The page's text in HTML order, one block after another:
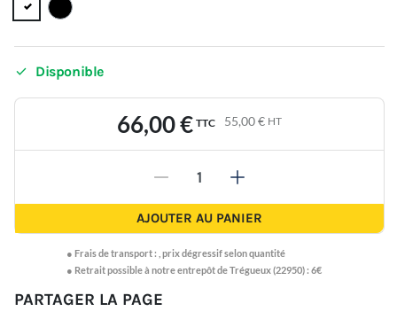
 Disponible
66,00 € TTC 55,00 € HT
- +
AJOUTER AU PANIER
● Frais de transport : prix dégressif selon quantité
● Retrait possible à notre entrepôt de Trégueux (22950) : 6€
PARTAGER LA PAGE